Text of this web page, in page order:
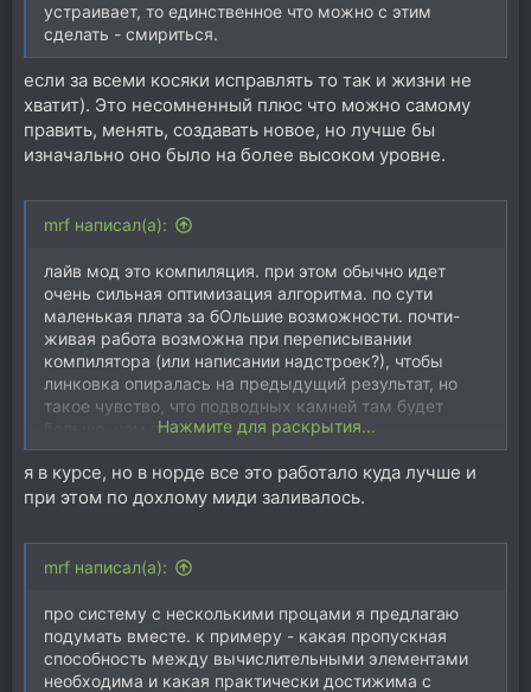
устраивает, то единственное что можно с этим
сделать - смириться.
если за всеми косяки исправлять то так и жизни не
хватит). Это несомненный плюс что можно самому
править, менять, создавать новое, но лучше бы
изначально оно было на более высоком уровне.
mrf написал(а):
лайв мод это компиляция. при этом обычно идет
очень сильная оптимизация алгоритма. по сути
маленькая плата за бОльшие возможности. почти-
живая работа возможна при переписывании
компилятора (или написании надстроек?), чтобы
линковка опиралась на предыдущий результат, но
такое чувство, что подводных камней там будет
больше, чем плюсов.Нажмите для раскрытия...
я в курсе, но в норде все это работало куда лучше и
при этом по дохлому миди заливалось.
mrf написал(а):
про систему с несколькими процами я предлагаю
подумать вместе. к примеру - какая пропускная
способность между вычислительными элементами
необходима и какая практически достижима с